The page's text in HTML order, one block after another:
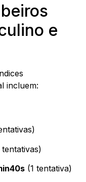
e
incluem:
tentativas)
(1 tentativa)